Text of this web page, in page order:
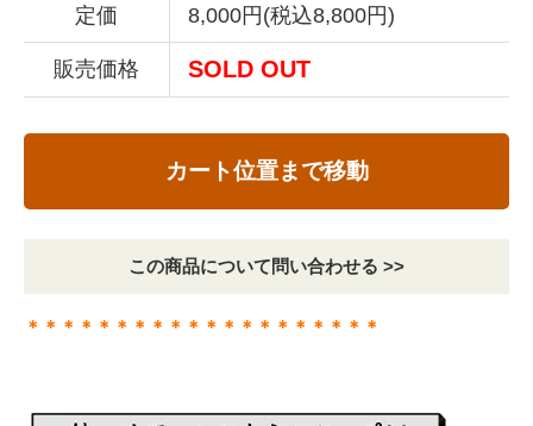
定価 8,000円(税込8,800円)
販売価格 SOLD OUT
カート位置まで移動
この商品について問い合わせる >>
＊＊＊＊＊＊＊＊＊＊＊＊＊＊＊＊＊＊＊＊